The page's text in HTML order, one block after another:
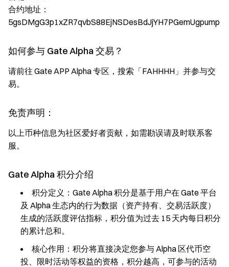
合约地址：
5gsDMgG3p1xZR7qvbS88EjNSDesBdJjYH7PGemUgpump
如何参与 Gate Alpha 交易？
请前往 Gate APP Alpha 专区，搜索「FAHHHH」并参与交
易。
免责声明：
以上币种信息为社区爱好者贡献，如需勘误请及时联系客
服。
Gate Alpha 积分介绍
积分定义：Gate Alpha 积分是基于用户在 Gate 平台
及 Alpha 生态内的行为数据（资产持有、交易活跃度）
生成的活跃度评估指标，积分值为过去 15 天内每日积分
的累计总和。
核心作用：积分将直接决定您参与 Alpha 区代币空
投、限时活动等权益的资格，积分越高，可参与的活动